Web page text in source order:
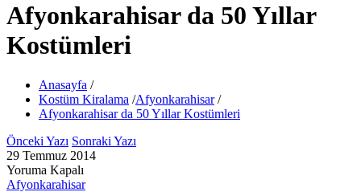
Afyonkarahisar da 50 Yıllar
Kostümleri
Anasayfa /
Kostüm Kiralama /Afyonkarahisar /
Afyonkarahisar da 50 Yıllar Kostümleri
Önceki Yazı Sonraki Yazı
29 Temmuz 2014
Yoruma Kapalı
Afyonkarahisar